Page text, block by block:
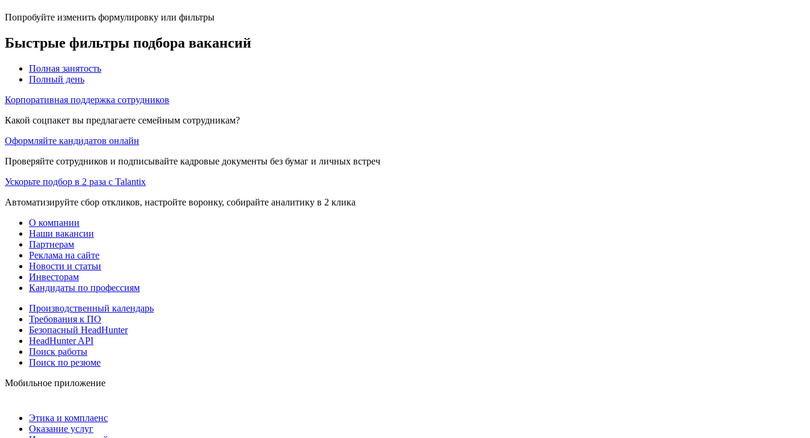
Попробуйте изменить формулировку или фильтры
Быстрые фильтры подбора вакансий
Полная занятость
Полный день
Корпоративная поддержка сотрудников
Какой соцпакет вы предлагаете семейным сотрудникам?
Оформляйте кандидатов онлайн
Проверяйте сотрудников и подписывайте кадровые документы без бумаг и личных встреч
Ускорьте подбор в 2 раза с Talantix
Автоматизируйте сбор откликов, настройте воронку, собирайте аналитику в 2 клика
О компании
Наши вакансии
Партнерам
Реклама на сайте
Новости и статьи
Инвесторам
Кандидаты по профессиям
Производственный календарь
Требования к ПО
Безопасный HeadHunter
HeadHunter API
Поиск работы
Поиск по резюме
Мобильное приложение
Этика и комплаенс
Оказание услуг